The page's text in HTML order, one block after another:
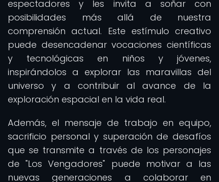
espectadores y les invita a soñar con
posibilidades más allá de nuestra
comprensión actual. Este estímulo creativo
puede desencadenar vocaciones científicas
y tecnológicas en niños y jóvenes,
inspirándolos a explorar las maravillas del
universo y a contribuir al avance de la
exploración espacial en la vida real.
Además, el mensaje de trabajo en equipo,
sacrificio personal y superación de desafíos
que se transmite a través de los personajes
de "Los Vengadores" puede motivar a las
nuevas generaciones a colaborar en